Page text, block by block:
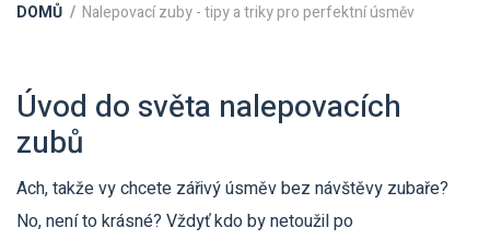
DOMŮ Nalepovací zuby - tipy a triky pro perfektní úsměv
Úvod do světa nalepovacích
zubů
Ach, takže vy chcete zářivý úsměv bez návštěvy zubaře?
No, není to krásné? Vždyť kdo by netoužil po